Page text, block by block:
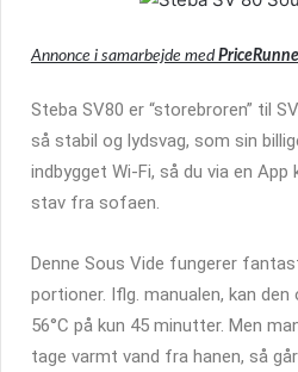
Annonce i samarbejde med
Steba SV80 er “storebroren” til
så stabil og lydsvag, som sin
indbygget Wi-Fi, så du via en
stav fra sofaen.
Denne Sous Vide fungerer
portioner. Iflg. manualen, kan
56°C på kun 45 minutter. Men
tage varmt vand fra hanen, så